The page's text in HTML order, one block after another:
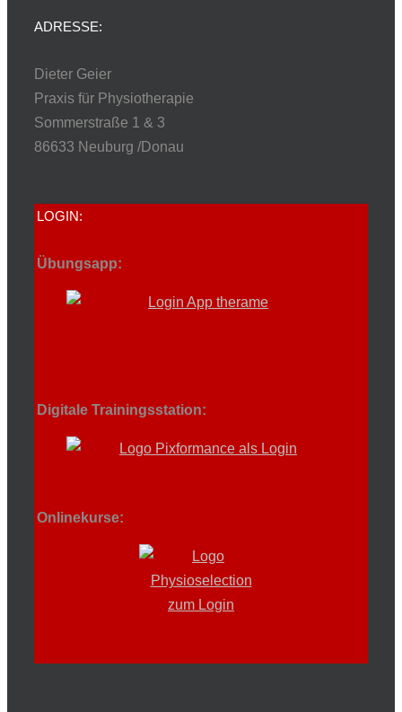
ADRESSE:
Dieter Geier
Praxis für Physiotherapie
Sommerstraße 1 & 3
86633 Neuburg /Donau
LOGIN:
Übungsapp:
Digitale Trainingsstation:
Onlinekurse: